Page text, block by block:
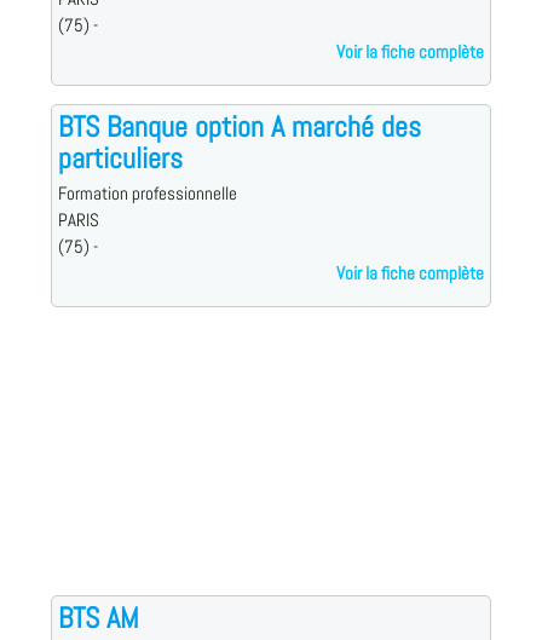
(75) -
Voir la fiche complète
BTS Banque option A marché des
particuliers
Formation professionnelle
PARIS
(75) -
Voir la fiche complète
BTS AM